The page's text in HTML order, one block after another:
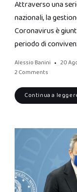
Attraverso una
nazionali, la
Coronavirus è
periodo di
Alessio Banini 20
2 Comments
Continua a